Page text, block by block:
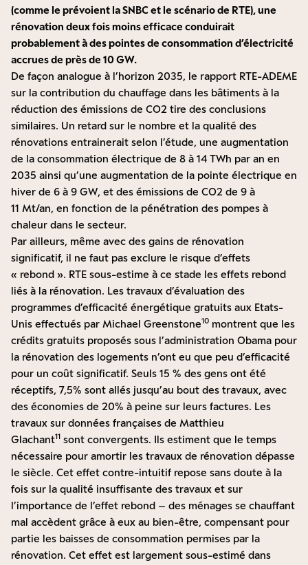
(comme le prévoient la SNBC et le scénario de RTE), une
rénovation deux fois moins efficace conduirait
probablement à des pointes de consommation d’électricité
accrues de près de 10 GW.
De façon analogue à l’horizon 2035, le rapport RTE-ADEME
sur la contribution du chauffage dans les bâtiments à la
réduction des émissions de CO2 tire des conclusions
similaires. Un retard sur le nombre et la qualité des
rénovations entrainerait selon l’étude, une augmentation
de la consommation électrique de 8 à 14 TWh par an en
2035 ainsi qu’une augmentation de la pointe électrique en
hiver de 6 à 9 GW, et des émissions de CO2 de 9 à
11 Mt/an, en fonction de la pénétration des pompes à
chaleur dans le secteur.
Par ailleurs, même avec des gains de rénovation
significatif, il ne faut pas exclure le risque d’effets
« rebond ». RTE sous-estime à ce stade les effets rebond
liés à la rénovation. Les travaux d’évaluation des
programmes d’efficacité énergétique gratuits aux Etats-
Unis effectués par Michael Greenstone10 montrent que les
crédits gratuits proposés sous l’administration Obama pour
la rénovation des logements n’ont eu que peu d’efficacité
pour un coût significatif. Seuls 15 % des gens ont été
réceptifs, 7,5% sont allés jusqu’au bout des travaux, avec
des économies de 20% à peine sur leurs factures. Les
travaux sur données françaises de Matthieu
Glachant11 sont convergents. Ils estiment que le temps
nécessaire pour amortir les travaux de rénovation dépasse
le siècle. Cet effet contre-intuitif repose sans doute à la
fois sur la qualité insuffisante des travaux et sur
l’importance de l’effet rebond – des ménages se chauffant
mal accèdent grâce à eux au bien-être, compensant pour
partie les baisses de consommation permises par la
rénovation. Cet effet est largement sous-estimé dans